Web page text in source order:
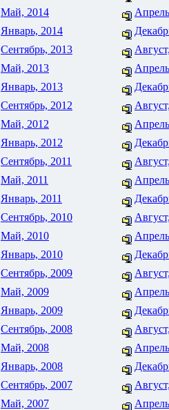
Май, 2014
Январь, 2014
Сентябрь, 2013
Май, 2013
Январь, 2013
Сентябрь, 2012
Май, 2012
Январь, 2012
Сентябрь, 2011
Май, 2011
Январь, 2011
Сентябрь, 2010
Май, 2010
Январь, 2010
Сентябрь, 2009
Май, 2009
Январь, 2009
Сентябрь, 2008
Май, 2008
Январь, 2008
Сентябрь, 2007
Май, 2007